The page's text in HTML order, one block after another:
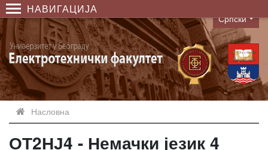
НАВИГАЦИЈА
Language
Српски
Насловна
ОТ2НЈ4 - Немачки језик 4